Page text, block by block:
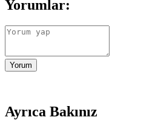
Yorumlar:
Yorum
Ayrıca Bakınız